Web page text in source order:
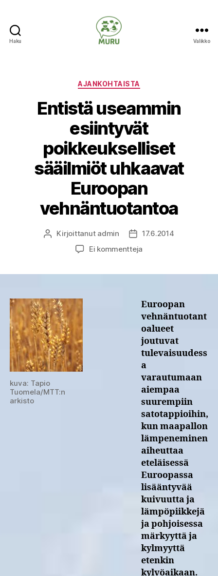
Haku Valikko
Kategoriat
AJANKOHTAISTA
Entistä useammin
esiintyvät
poikkeukselliset
sääilmiöt uhkaavat
Euroopan
vehnäntuotantoa
Kirjoittaja
Kirjoittanut admin Julkaisupäivämäärä
17.6.2014
Ei kommentteja
sääilmiöt
uhkaavat
Euroopan
vehnäntuotantoa
kuva: Tapio
Tuomela/MTT:n
arkisto
Euroopan
vehnäntuotant
oalueet
joutuvat
tulevaisuudess
a
varautumaan
aiempaa
suurempiin
satotappioihin,
kun maapallon
lämpeneminen
aiheuttaa
eteläisessä
Euroopassa
lisääntyvää
kuivuutta ja
lämpöpiikkejä
ja pohjoisessa
märkyyttä ja
kylmyyttä
etenkin
kylvöaikaan.